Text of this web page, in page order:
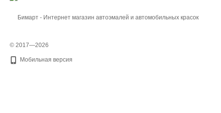
© 2017—2026
Мобильная версия